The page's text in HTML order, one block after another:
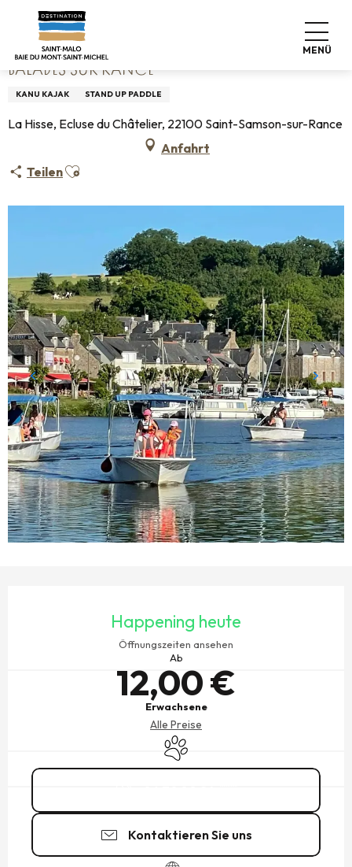
contenu
principal
MENÜ
Startseite
BALADES SUR RANCE
KANU KAJAK STAND UP PADDLE
La Hisse, Ecluse du Châtelier, 22100 Saint-Samson-sur-Rance
Anfahrt
TeilenAjouter aux favoris
Happening heute
Öffnungszeiten ansehen
Ab
12,00 €
Erwachsene
Alle Preise
Tiere erlaubt
Kontaktieren Sie uns